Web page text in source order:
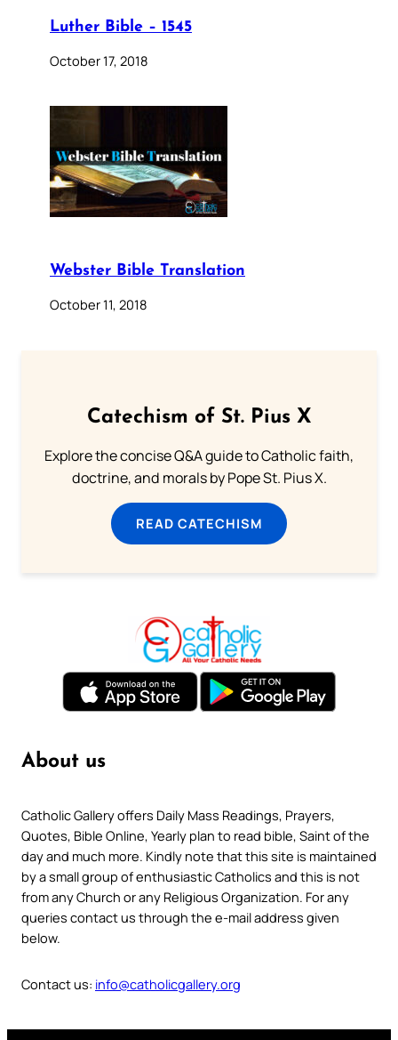
Luther Bible – 1545
October 17, 2018
Webster Bible Translation
October 11, 2018
Catechism of St. Pius X
Explore the concise Q&A guide to Catholic faith,
doctrine, and morals by Pope St. Pius X.
READ CATECHISM
About us
Catholic Gallery offers Daily Mass Readings, Prayers,
Quotes, Bible Online, Yearly plan to read bible, Saint of the
day and much more. Kindly note that this site is maintained
by a small group of enthusiastic Catholics and this is not
from any Church or any Religious Organization. For any
queries contact us through the e-mail address given
below.
Contact us: info@catholicgallery.org